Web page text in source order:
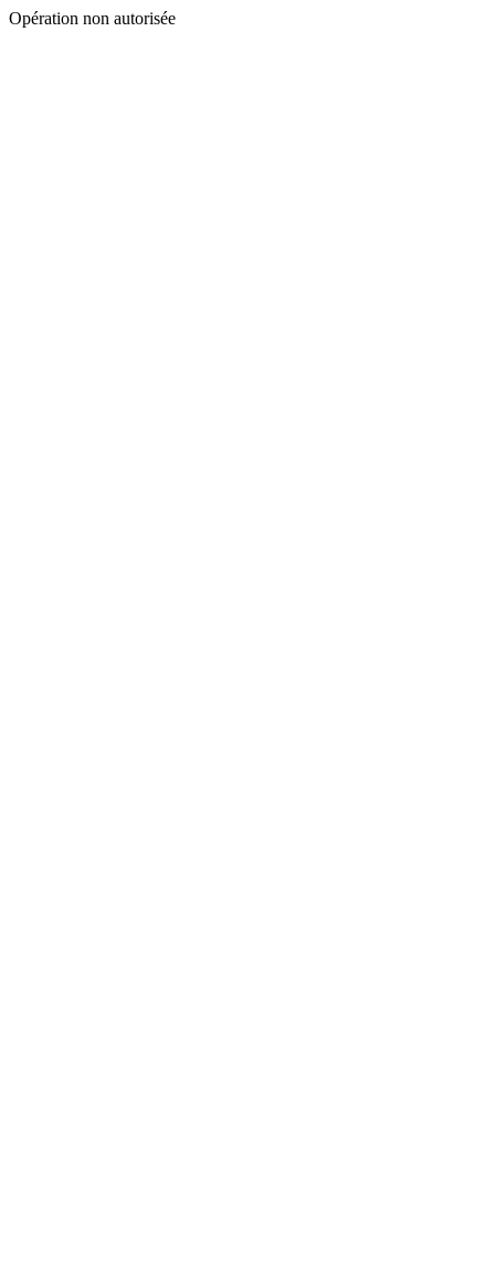
Opération non autorisée